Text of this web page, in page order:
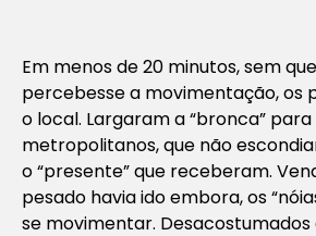
Em menos de 20 minutos, sem
percebesse a movimentação, os
o local. Largaram a “bronca”
metropolitanos, que não
o “presente” que receberam.
pesado havia ido embora, os
se movimentar.